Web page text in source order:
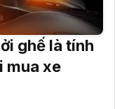
ghế là tính
mua xe